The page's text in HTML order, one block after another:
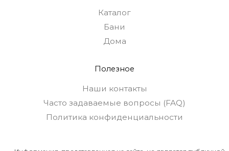
Каталог
Бани
Дома
Полезное
Наши контакты
Часто задаваемые вопросы (FAQ)
Политика конфиденциальности